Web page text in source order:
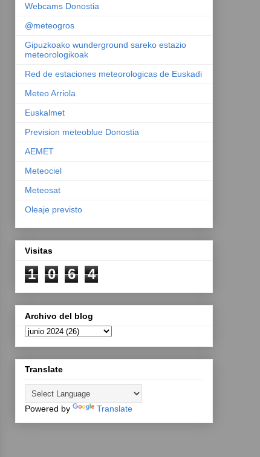
Webcams Donostia
@meteogros
Gipuzkoako wunderground sareko estazio
meteorologikoak
Red de estaciones meteorologicas de Euskadi
Meteo Arriola
Euskalmet
Prevision meteoblue Donostia
AEMET
Meteociel
Meteosat
Oleaje previsto
Visitas
1 0 6 4
Archivo del blog
Translate
Powered by Translate